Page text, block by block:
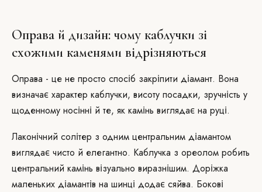
Оправа й дизайн: чому каблучки зі
схожими каменями відрізняються
Оправа - це не просто спосіб закріпити діамант. Вона
визначає характер каблучки, висоту посадки, зручність у
щоденному носінні й те, як камінь виглядає на руці.
Лаконічний солітер з одним центральним діамантом
виглядає чисто й елегантно. Каблучка з ореолом робить
центральний камінь візуально виразнішим. Доріжка
маленьких діамантів на шинці додає сяйва. Бокові